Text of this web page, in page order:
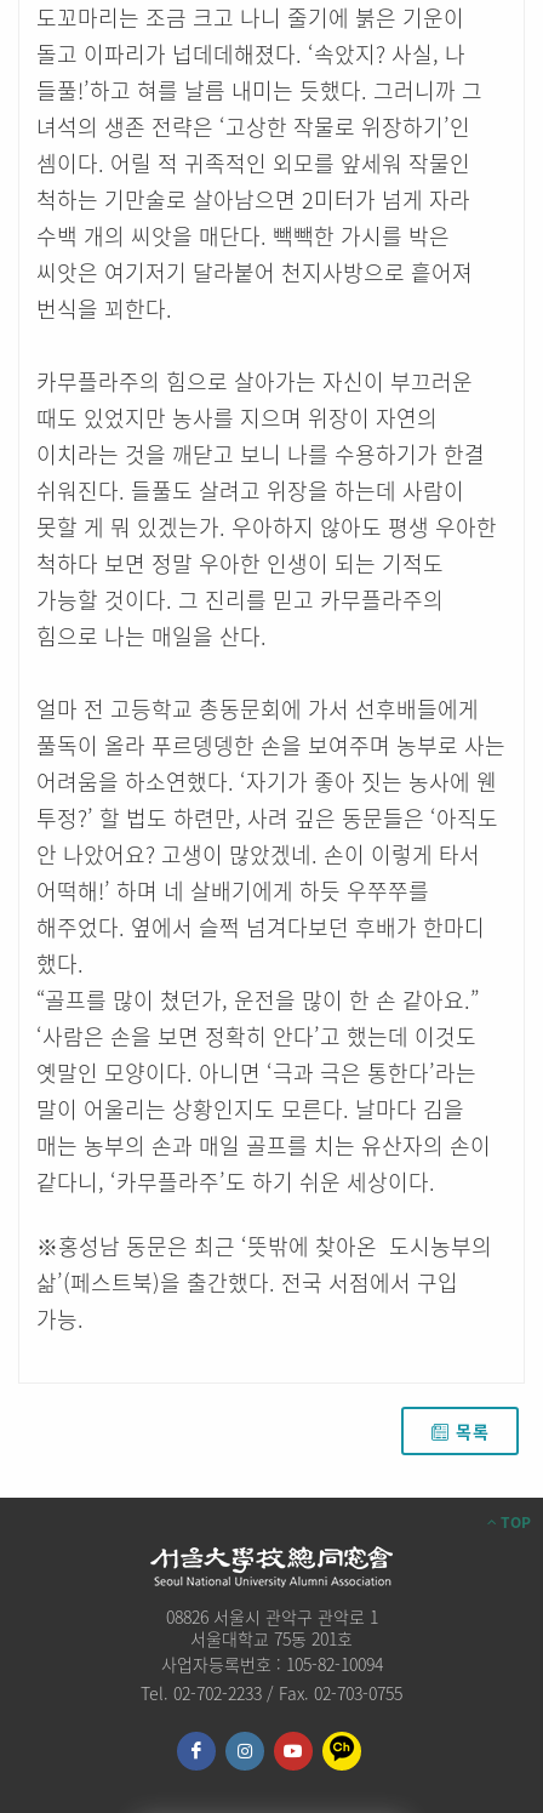
도꼬마리는 조금 크고 나니 줄기에 붉은 기운이
돌고 이파리가 넙데데해졌다. ‘속았지? 사실, 나
들풀!’하고 혀를 날름 내미는 듯했다. 그러니까 그
녀석의 생존 전략은 ‘고상한 작물로 위장하기’인
셈이다. 어릴 적 귀족적인 외모를 앞세워 작물인
척하는 기만술로 살아남으면 2미터가 넘게 자라
수백 개의 씨앗을 매단다. 빽빽한 가시를 박은
씨앗은 여기저기 달라붙어 천지사방으로 흩어져
번식을 꾀한다.
카무플라주의 힘으로 살아가는 자신이 부끄러운
때도 있었지만 농사를 지으며 위장이 자연의
이치라는 것을 깨닫고 보니 나를 수용하기가 한결
쉬워진다. 들풀도 살려고 위장을 하는데 사람이
못할 게 뭐 있겠는가. 우아하지 않아도 평생 우아한
척하다 보면 정말 우아한 인생이 되는 기적도
가능할 것이다. 그 진리를 믿고 카무플라주의
힘으로 나는 매일을 산다.
얼마 전 고등학교 총동문회에 가서 선후배들에게
풀독이 올라 푸르뎅뎅한 손을 보여주며 농부로 사는
어려움을 하소연했다. ‘자기가 좋아 짓는 농사에 웬
투정?’ 할 법도 하련만, 사려 깊은 동문들은 ‘아직도
안 나았어요? 고생이 많았겠네. 손이 이렇게 타서
어떡해!’ 하며 네 살배기에게 하듯 우쭈쭈를
해주었다. 옆에서 슬쩍 넘겨다보던 후배가 한마디
했다.
“골프를 많이 쳤던가, 운전을 많이 한 손 같아요.”
‘사람은 손을 보면 정확히 안다’고 했는데 이것도
옛말인 모양이다. 아니면 ‘극과 극은 통한다’라는
말이 어울리는 상황인지도 모른다. 날마다 김을
매는 농부의 손과 매일 골프를 치는 유산자의 손이
같다니, ‘카무플라주’도 하기 쉬운 세상이다.
※홍성남 동문은 최근 ‘뜻밖에 찾아온 도시농부의
삶’(페스트북)을 출간했다. 전국 서점에서 구입
가능.
목록
TOP
08826 서울시 관악구 관악로 1
서울대학교 75동 201호
사업자등록번호 : 105-82-10094
Tel. 02-702-2233 / Fax. 02-703-0755